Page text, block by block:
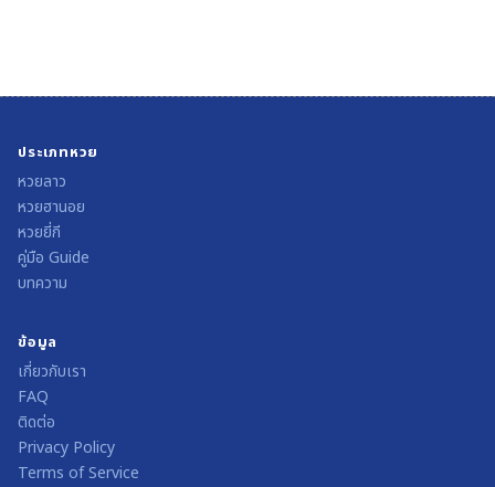
ประเภทหวย
หวยลาว
หวยฮานอย
หวยยี่กี
คู่มือ Guide
บทความ
ข้อมูล
เกี่ยวกับเรา
FAQ
ติดต่อ
Privacy Policy
Terms of Service